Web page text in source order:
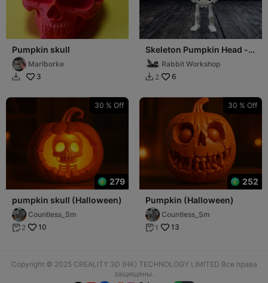
Pumpkin skull
Marlborke
 3
Skeleton Pumpkin Head -
Cute Halloween Decor
Rabbit Workshop
 2 6
30 % Off
279
pumpkin skull (Halloween)
Countless_Sm
 2 10
30 % Off
252
Pumpkin (Halloween)
Countless_Sm
 1 13
Copyright © 2025 CREALITY 3D (HK) TECHNOLOGY LIMITED Все права
защищены.